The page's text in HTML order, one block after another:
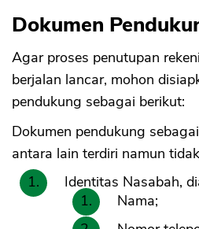
Dokumen
Agar proses penutupan
berjalan lancar, mohon
pendukung sebagai berikut:
Dokumen pendukung
antara lain terdiri namun
Identitas Nasabah,
Nama;